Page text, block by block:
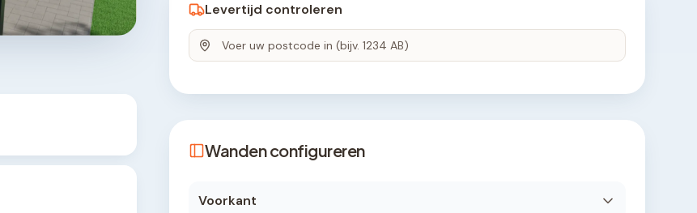
Levertijd controleren
Wanden configureren
Voorkant